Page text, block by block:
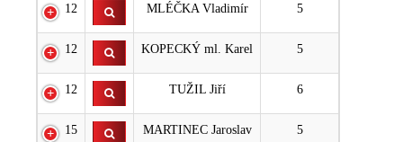
12 MLÉČKA Vladimír 5
12 KOPECKÝ ml. Karel 5
12 TUŽIL Jiří 6
15 MARTINEC Jaroslav 5